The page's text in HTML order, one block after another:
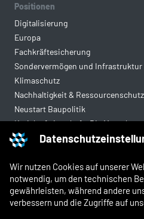
Wir nutzen Cookies auf unserer
notwendig, um den technischen
gewährleisten, während andere
verbessern und die Zugriffe auf
Positionen
Digitalisierung
Europa
Fachkräftesicherung
Sondervermögen und Infrastruktur
Klimaschutz
Nachhaltigkeit & Ressourcenschutz
Neustart Baupolitik
Kreislaufwirtschaft: Die
Mittelstandsgerechte Vergabe
Rechtliches
Kontakt